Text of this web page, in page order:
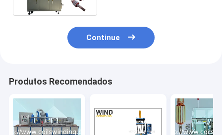
Continue
Produtos Recomendados